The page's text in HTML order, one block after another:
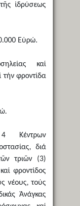
ἱδρύσεως
Εὐρώ.
καί
τήν φροντίδα
Κέντρων
διά
τριῶν (3)
φροντίδος
νέους, τούς
Ἀνάγκας